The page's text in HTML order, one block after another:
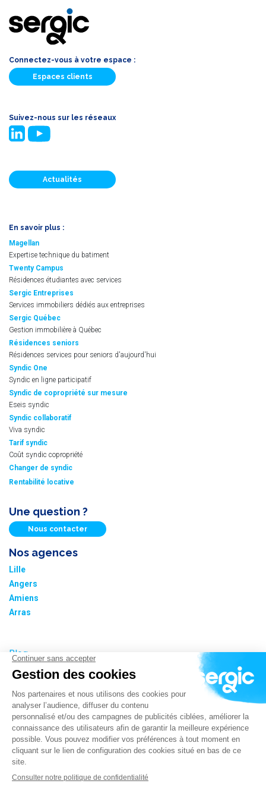
Connectez-vous à votre espace :
Espaces clients
Suivez-nous sur les réseaux
Actualités
En savoir plus :
Magellan
Expertise technique du batiment
Twenty Campus
Résidences étudiantes avec services
Sergic Entreprises
Services immobiliers dédiés aux entreprises
Sergic Québec
Gestion immobilière à Québec
Résidences seniors
Résidences services pour seniors d'aujourd'hui
Syndic One
Syndic en ligne participatif
Syndic de copropriété sur mesure
Eseis syndic
Syndic collaboratif
Viva syndic
Tarif syndic
Coût syndic copropriété
Changer de syndic
Rentabilité locative
Une question ?
Nous contacter
Nos agences
Lille
Angers
Amiens
Arras
Blog
Nos tarifs
Plan du site
Informations cookies
Paramétrer les cookies
Politique de confidentialité